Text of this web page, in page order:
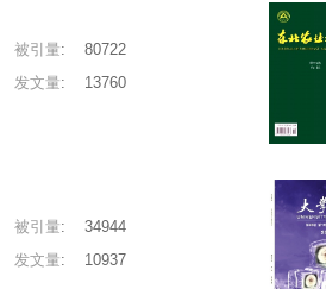
被引量:
80722
发文量: 13760
被引量:
34944
发文量: 10937